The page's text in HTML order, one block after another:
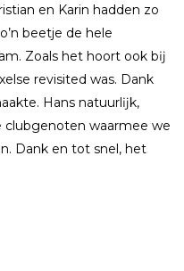
en Karin hadden zo
beetje de hele
Zoals het hoort ook bĳ
revisited was. Dank
Hans natuurlĳk,
clubgenoten waarmee we
Dank en tot snel, het